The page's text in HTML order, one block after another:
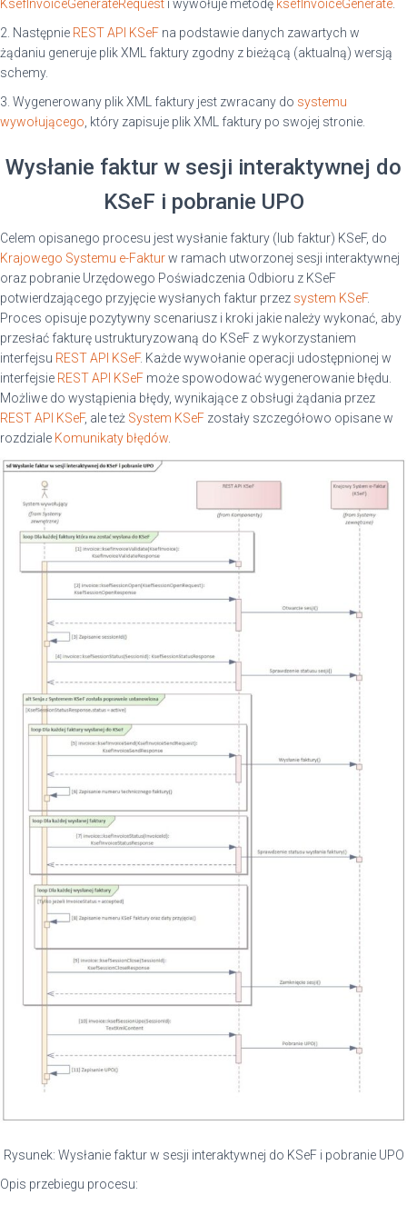
KsefInvoiceGenerateRequest i wywołuje metodę ksefInvoiceGenerate.
2. Następnie REST API KSeF na podstawie danych zawartych w
żądaniu generuje plik XML faktury zgodny z bieżącą (aktualną) wersją
schemy.
3. Wygenerowany plik XML faktury jest zwracany do systemu
wywołującego, który zapisuje plik XML faktury po swojej stronie.
Wysłanie faktur w sesji interaktywnej do
KSeF i pobranie UPO
Celem opisanego procesu jest wysłanie faktury (lub faktur) KSeF, do
Krajowego Systemu e-Fakturw ramach utworzonej sesji interaktywnej
oraz pobranie Urzędowego Poświadczenia Odbioru z KSeF
potwierdzającego przyjęcie wysłanych faktur przez system KSeF.
Proces opisuje pozytywny scenariusz i kroki jakie należy wykonać, aby
przesłać fakturę ustrukturyzowaną do KSeF z wykorzystaniem
interfejsu REST API KSeF. Każde wywołanie operacji udostępnionej w
interfejsie REST API KSeF może spowodować wygenerowanie błędu.
Możliwe do wystąpienia błędy, wynikające z obsługi żądania przez
REST API KSeF, ale też System KSeF zostały szczegółowo opisane w
rozdziale Komunikaty błędów.
Rysunek: Wysłanie faktur w sesji interaktywnej do KSeF i pobranie UPO
Opis przebiegu procesu: